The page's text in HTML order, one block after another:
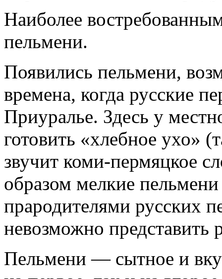
Наиболее
пельмени.
Появились пельмени,
времена, когда русские
Приуралье. Здесь у
готовить «хлебное ухо»
звучит коми-пермяцкое
образом мелкие
прародителями русских
невозможно представить
Пельмени — сытное и